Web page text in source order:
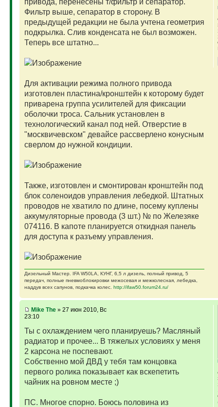
привода, перенесены т/фильтр и сепаратор.
Фильтр выше, сепаратор в сторону. В
предыдущей редакции не была учтена геометрия
подкрылка. Слив конденсата не был возможен.
Теперь все штатно...
Для активации режима полного привода
изготовлен пластина/кронштейн к которому будет
приварена группа усилителей для фиксации
оболочки троса. Сальник установлен в
технологический канал под ней. Отверстие в
"москвичевском" девайсе рассверлено конусным
сверлом до нужной кондиции.
Также, изготовлен и смонтирован кронштейн под
блок соленоидов управления лебедкой. Штатных
проводов не хватило по длине, посему куплены
аккумуляторные провода (3 шт.) № по Железяке
074116. В капоте планируется откидная панель
для доступа к разъему управления.
Дизельный Мастер. IFA W50LA, КУНГ, 6,5 л дизель, полный привод, 5
передач, полные пневмоблокировки межосевая и межколесная, лебедка,
наддув всех сапунов, подкачка колес. http://ifaw50.forum24.ru/
Mike The» 27 июн 2010, Вс
23:10
Ты с охлаждением чего планируешь? Масляный
радиатор и прочее... В тяжелых условиях у меня
2 карсона не поспевают.
Собственно мой ДВД у тебя там концовка
первого ролика показывает как вскепетить
чайник на ровном месте ;)
ПС. Многое спорно. Боюсь половина из